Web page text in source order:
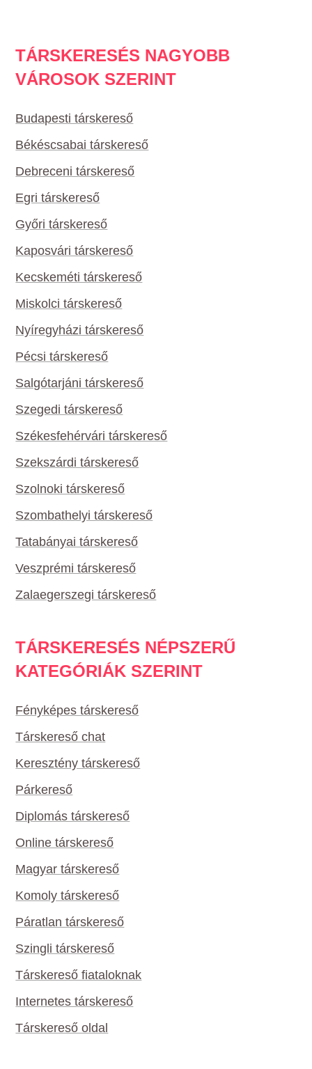
TÁRSKERESÉS NAGYOBB
VÁROSOK SZERINT
Budapesti társkereső
Békéscsabai társkereső
Debreceni társkereső
Egri társkereső
Győri társkereső
Kaposvári társkereső
Kecskeméti társkereső
Miskolci társkereső
Nyíregyházi társkereső
Pécsi társkereső
Salgótarjáni társkereső
Szegedi társkereső
Székesfehérvári társkereső
Szekszárdi társkereső
Szolnoki társkereső
Szombathelyi társkereső
Tatabányai társkereső
Veszprémi társkereső
Zalaegerszegi társkereső
TÁRSKERESÉS NÉPSZERŰ
KATEGÓRIÁK SZERINT
Fényképes társkereső
Társkereső chat
Keresztény társkereső
Párkereső
Diplomás társkereső
Online társkereső
Magyar társkereső
Komoly társkereső
Páratlan társkereső
Szingli társkereső
Társkereső fiataloknak
Internetes társkereső
Társkereső oldal